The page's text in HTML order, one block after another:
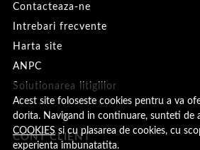
Acest site foloseste cookies pentru a va
dorita. Navigand in continuare, sunteti de
COOKIESsi cu plasarea de cookies, cu
experienta imbunatatita.
Contacteaza-ne
Intrebari frecvente
Harta site
ANPC
Solutionarea litigiilor
CONT CLIENT